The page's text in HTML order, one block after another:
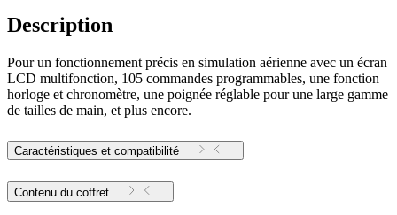
Description
Pour un fonctionnement précis en simulation aérienne avec un écran
LCD multifonction, 105 commandes programmables, une fonction
horloge et chronomètre, une poignée réglable pour une large gamme
de tailles de main, et plus encore.
Caractéristiques et compatibilité
Contenu du coffret